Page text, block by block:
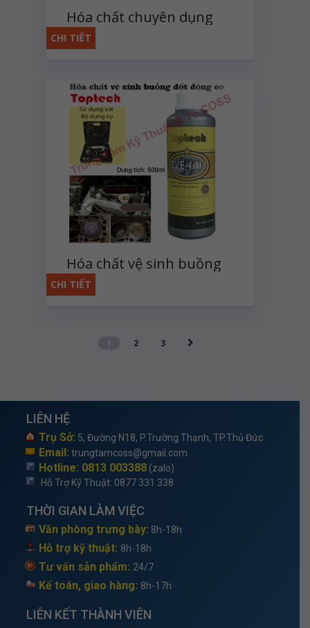
Hóa chất chuyên dụng
kiểm tra kim phun
CHI TIẾT
Hóa chất vệ sinh buồng
đốt động cơ
CHI TIẾT
1 2 3
LIÊN HỆ
Trụ Sở: 5, Đường N18, P.Trường Thạnh, TP.Thủ Đức
Email: trungtamcoss@gmail.com
Hotline: 0813 003388(zalo)
Hỗ Trợ Kỹ Thuật: 0877 331 338
THỜI GIAN LÀM VIỆC
Văn phòng trưng bày: 8h-18h
Hỗ trợ kỹ thuật: 8h-18h
Tư vấn sản phẩm: 24/7
Kế toán, giao hàng: 8h-17h
LIÊN KẾT THÀNH VIÊN